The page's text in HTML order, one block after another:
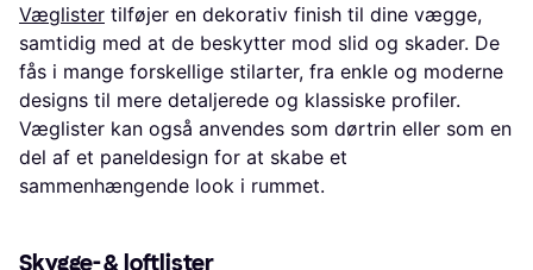
Væglister tilføjer en dekorativ finish til dine vægge,
samtidig med at de beskytter mod slid og skader. De
fås i mange forskellige stilarter, fra enkle og moderne
designs til mere detaljerede og klassiske profiler.
Væglister kan også anvendes som dørtrin eller som en
del af et paneldesign for at skabe et
sammenhængende look i rummet.
Skygge- & loftlister